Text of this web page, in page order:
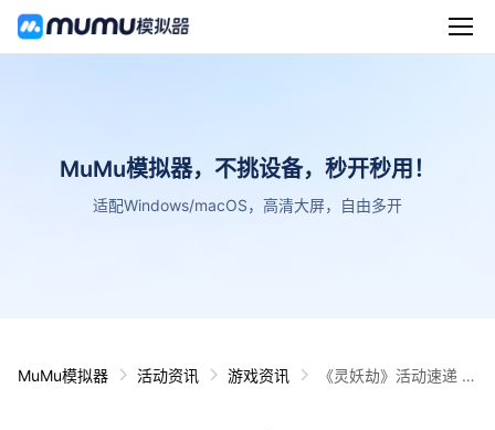
MuMu模拟器，不挑设备，秒开秒用！
适配Windows/macOS，高清大屏，自由多开
MuMu模拟器 活动资讯 游戏资讯
《灵妖劫》活动速递 |